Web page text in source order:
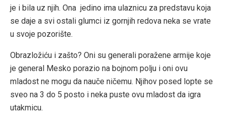
je i bila uz njih. Ona jedino ima ulaznicu za predstavu koja
se daje a svi ostali glumci iz gornjih redova neka se vrate
u svoje pozorište.
Obrazložiću i zašto? Oni su generali poražene armije koje
je general Mesko porazio na bojnom polju i oni ovu
mladost ne mogu da nauče ničemu. Njihov posed lopte se
sveo na 3 do 5 posto i neka puste ovu mladost da igra
utakmicu.